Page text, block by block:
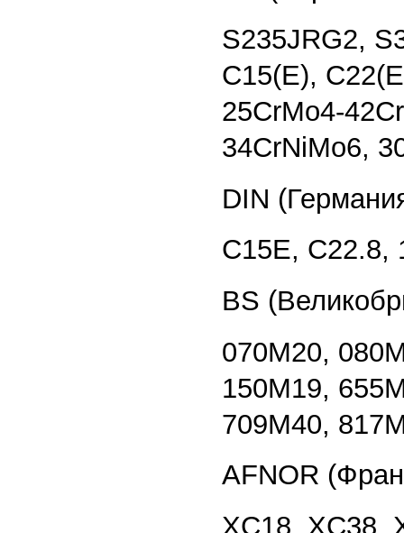
S235JRG2,
C15(E),
25CrMo4-
34CrNiMo6,
DIN
C15E, C22.8,
BS
070M20,
150M19,
709M40,
AFNOR
XC18, XC38,